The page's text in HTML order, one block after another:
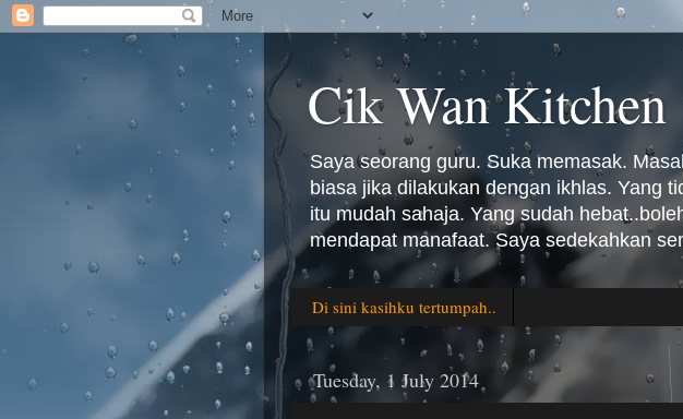
Cik Wan Kitchen
Saya seorang guru. Suka memasak.
biasa jika dilakukan dengan ikhlas. Yang
itu mudah sahaja. Yang sudah
mendapat manafaat. Saya sedekahkan
Di sini kasihku tertumpah..
Tuesday, 1 July 2014